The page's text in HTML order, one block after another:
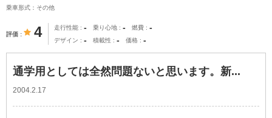
乗車形式：その他
評価 4 走行性能 - 乗り心地 - 燃費 -
デザイン - 積載性 - 価格 -
通学用としては全然問題ないと思います。新...
2004.2.17